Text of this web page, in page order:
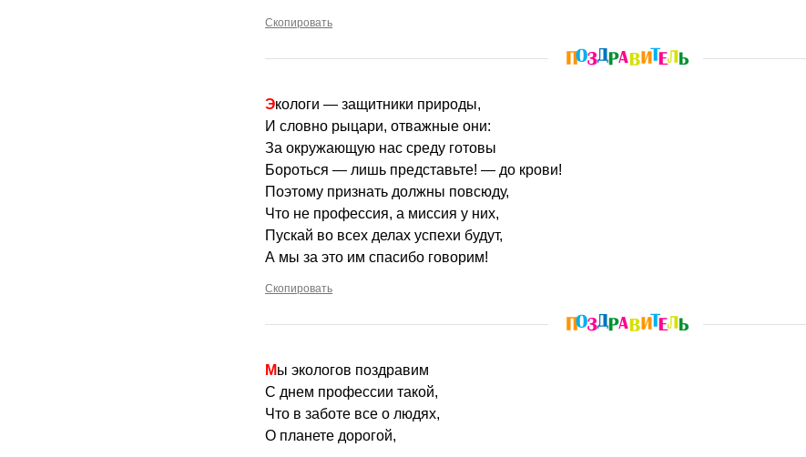
Скопировать
Экологи — защитники природы,
И словно рыцари, отважные они:
За окружающую нас среду готовы
Бороться — лишь представьте! — до крови!
Поэтому признать должны повсюду,
Что не профессия, а миссия у них,
Пускай во всех делах успехи будут,
А мы за это им спасибо говорим!
Скопировать
Мы экологов поздравим
С днем профессии такой,
Что в заботе все о людях,
О планете дорогой,